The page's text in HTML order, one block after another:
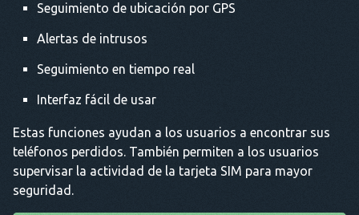
Seguimiento de ubicación por GPS
Alertas de intrusos
Seguimiento en tiempo real
Interfaz fácil de usar
Estas funciones ayudan a los usuarios a encontrar sus
teléfonos perdidos. También permiten a los usuarios
supervisar la actividad de la tarjeta SIM para mayor
seguridad.